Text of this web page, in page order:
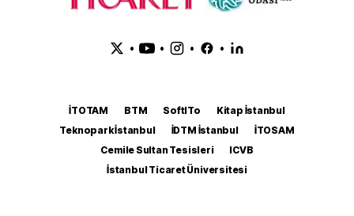
• • • •
İTOTAM BTM SoftITo
Kitap İstanbul
Teknopark İstanbul
İDTM İstanbul
İTOSAM
Cemile Sultan Tesisleri
ICVB
İstanbul Ticaret Üniversitesi